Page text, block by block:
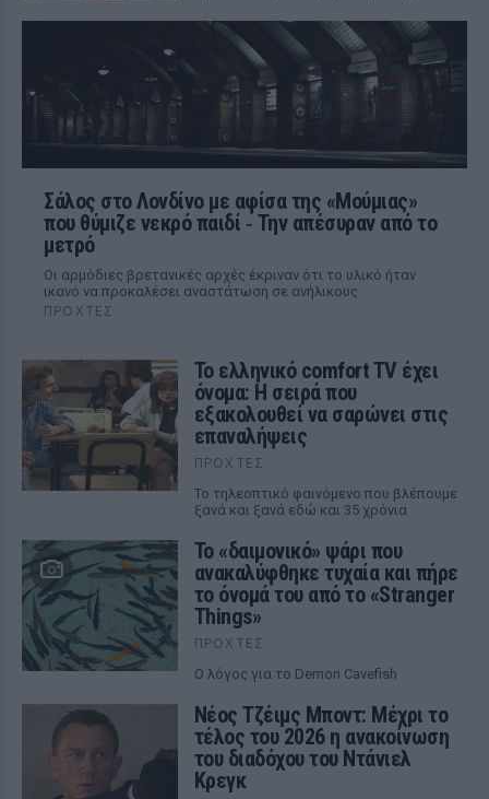
Σάλος στο Λονδίνο με αφίσα της «Μούμιας»
που θύμιζε νεκρό παιδί ‑ Την απέσυραν από το
μετρό
Οι αρμόδιες βρετανικές αρχές έκριναν ότι το υλικό ήταν
ικανό να προκαλέσει αναστάτωση σε ανήλικους
ΠΡΟΧΤΈΣ
Το ελληνικό comfort TV έχει
όνομα: Η σειρά που
εξακολουθεί να σαρώνει στις
επαναλήψεις
ΠΡΟΧΤΈΣ
Το τηλεοπτικό φαινόμενο που βλέπουμε
ξανά και ξανά εδώ και 35 χρόνια
Το «δαιμονικό» ψάρι που
ανακαλύφθηκε τυχαία και πήρε
το όνομά του από το «Stranger
Things»
ΠΡΟΧΤΈΣ
Ο λόγος για το Demon Cavefish
Νέος Τζέιμς Μποντ: Μέχρι το
τέλος του 2026 η ανακοίνωση
του διαδόχου του Ντάνιελ
Κρεγκ